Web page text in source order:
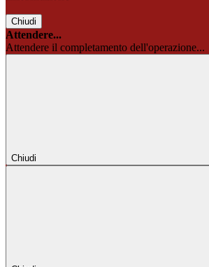
Chiudi
Attendere...
Attendere il completamento dell'operazione...
Chiudi